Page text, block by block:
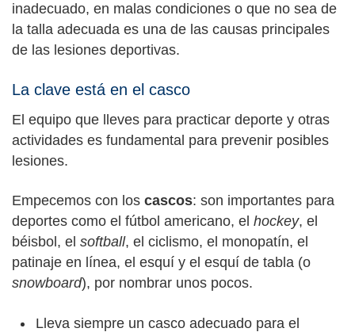
inadecuado, en malas condiciones o que no sea de
la talla adecuada es una de las causas principales
de las lesiones deportivas.
La clave está en el casco
El equipo que lleves para practicar deporte y otras
actividades es fundamental para prevenir posibles
lesiones.
Empecemos con los cascos: son importantes para
deportes como el fútbol americano, el hockey, el
béisbol, el softball, el ciclismo, el monopatín, el
patinaje en línea, el esquí y el esquí de tabla (o
snowboard), por nombrar unos pocos.
Lleva siempre un casco adecuado para el